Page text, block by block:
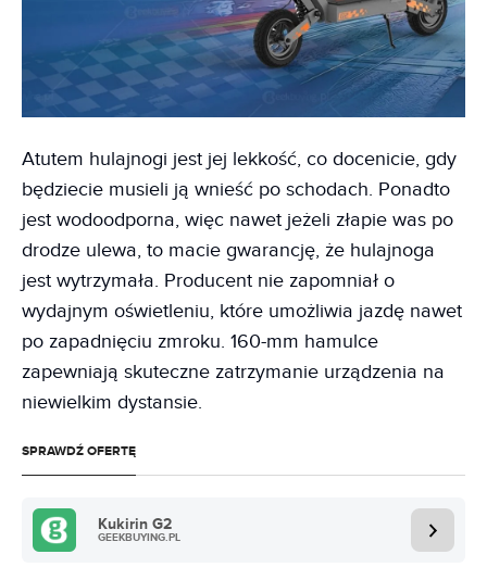
Atutem hulajnogi jest jej lekkość, co docenicie, gdy
będziecie musieli ją wnieść po schodach. Ponadto
jest wodoodporna, więc nawet jeżeli złapie was po
drodze ulewa, to macie gwarancję, że hulajnoga
jest wytrzymała. Producent nie zapomniał o
wydajnym oświetleniu, które umożliwia jazdę nawet
po zapadnięciu zmroku. 160-mm hamulce
zapewniają skuteczne zatrzymanie urządzenia na
niewielkim dystansie.
SPRAWDŹ OFERTĘ
Kukirin G2
GEEKBUYING.PL